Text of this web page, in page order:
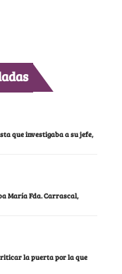
que investigaba a su jefe,
María Fda. Carrascal,
la puerta por la que